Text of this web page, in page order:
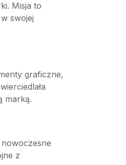
Misja to
swojej
graficzne,
marką.
z